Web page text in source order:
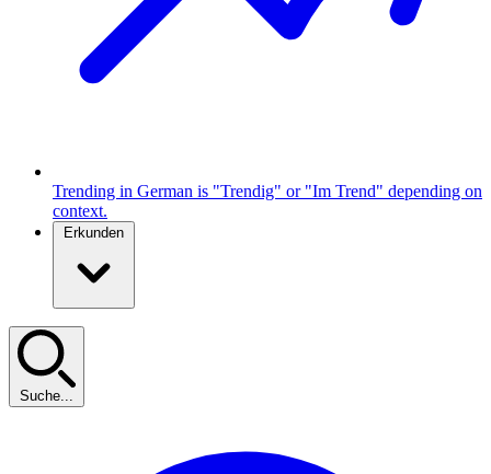
Trending in German is "Trendig" or "Im Trend" depending on
context.
Erkunden
Suche...